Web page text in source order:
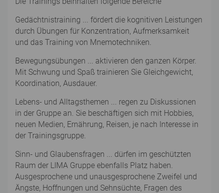
Gedächtnistraining ... fördert die kognitiven Leistungen
durch Übungen für Konzentration, Aufmerksamkeit
und das Training von Mnemotechniken.
Bewegungsübungen ... aktivieren den ganzen Körper.
Mit Schwung und Spaß trainieren Sie Gleichgewicht,
Koordination, Ausdauer.
Lebens- und Alltagsthemen ... regen zu Diskussionen
in der Gruppe an. Sie beschäftigen sich mit Hobbies,
neuen Medien, Ernährung, Reisen, je nach Interesse in
der Trainingsgruppe.
Sinn- und Glaubensfragen ... dürfen im geschützten
Raum der LIMA Gruppe ebenfalls Platz haben.
Ausgesprochene und unausgesprochene Zweifel und
Ängste, Hoffnungen und Sehnsüchte, Fragen des